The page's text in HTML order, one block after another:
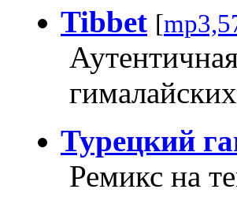
Tibbet [
Турецкий
Ремикс на